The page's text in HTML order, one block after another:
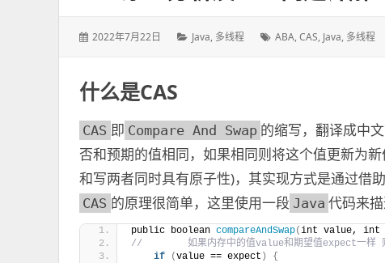
发
2022年7月22日
分
Java, 多线程
标
ABA,CAS, Java, 多线程
什么是CAS
CAS 即 Compare And Swap 的缩写，翻译成中
否和预期的值相同，如果相同则将这个值更新为
和写两者同时具有原子性)，其实现方式是通过借助
CAS 的原理很简单，这里使用一段 Java 代码来
public boolean compareAndSwap(int value, int
//        如果内存中的值value和期望值expect一样
if
(value == expect )
{